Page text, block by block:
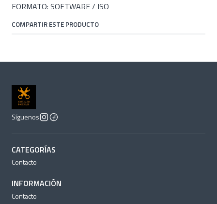
FORMATO: SOFTWARE / ISO
COMPARTIR ESTE PRODUCTO
Síguenos
CATEGORÍAS
Contacto
INFORMACIÓN
Contacto